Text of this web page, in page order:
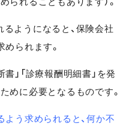
ようになると、保険会社
められます。
」「診療報酬明細書」を発
めに必要となるものです。
よう求められると、何か不